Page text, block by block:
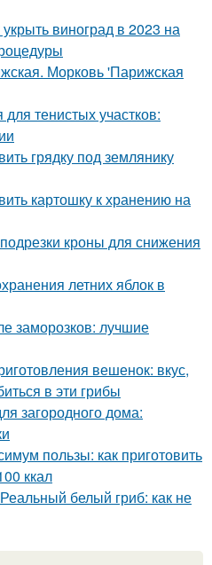
виноград в 2023 на
Морковь 'Парижская
тенистых участков:
грядку под землянику
картошку к хранению на
кроны для снижения
летних яблок в
заморозков: лучшие
вешенок: вкус,
в эти грибы
загородного дома:
пользы: как приготовить
ккал
белый гриб: как не